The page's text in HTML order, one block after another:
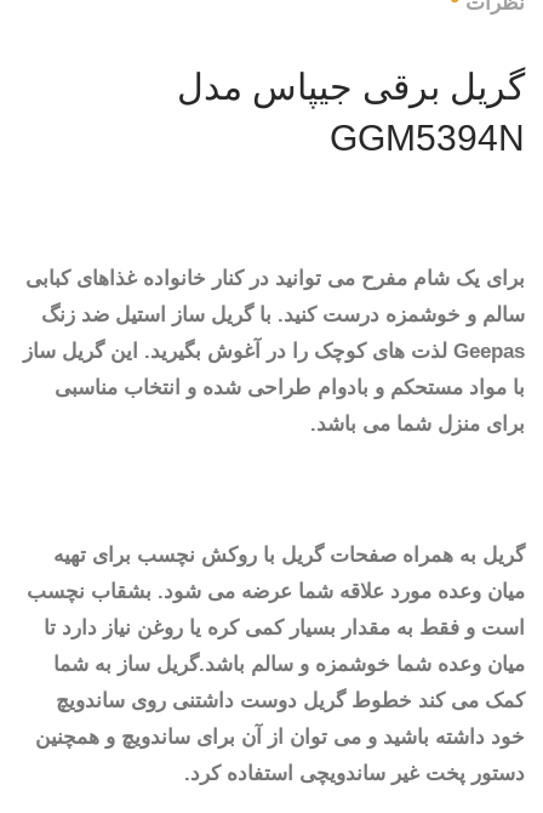
گریل برقی جیپاس مدل
GGM5394N
برای یک شام مفرح می توانید در کنار خانواده غذاهای کبابی
سالم و خوشمزه درست کنید. با گریل ساز استیل ضد زنگ
Geepas لذت های کوچک را در آغوش بگیرید. این گریل ساز
با مواد مستحکم و بادوام طراحی شده و انتخاب مناسبی
برای منزل شما می باشد.
گریل به همراه صفحات گریل با روکش نچسب برای تهیه
میان وعده مورد علاقه شما عرضه می شود. بشقاب نچسب
است و فقط به مقدار بسیار کمی کره یا روغن نیاز دارد تا
میان وعده شما خوشمزه و سالم باشد.گریل ساز به شما
کمک می کند خطوط گریل دوست داشتنی روی ساندویچ
خود داشته باشید و می توان از آن برای ساندویچ و همچنین
دستور پخت غیر ساندویچی استفاده کرد.